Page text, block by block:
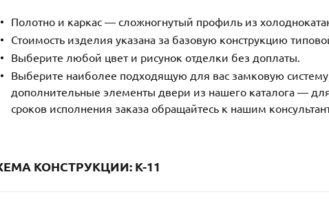
Полотно и каркас — сложногнутый профиль из
Стоимость изделия указана за базовую конструкцию
Выберите любой цвет и рисунок отделки без доплаты.
Выберите наиболее подходящую для вас замковую
дополнительные элементы двери из нашего каталога —
сроков исполнения заказа обращайтесь к нашим
КОНСТРУКЦИИ: K-11